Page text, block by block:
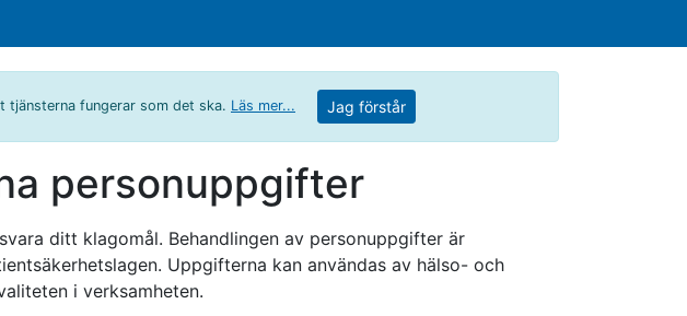
fungerar som det ska. Läs mer... Jag förstår
personuppgifter
ditt klagomål. Behandlingen av personuppgifter är
Uppgifterna kan användas av hälso- och
i verksamheten.